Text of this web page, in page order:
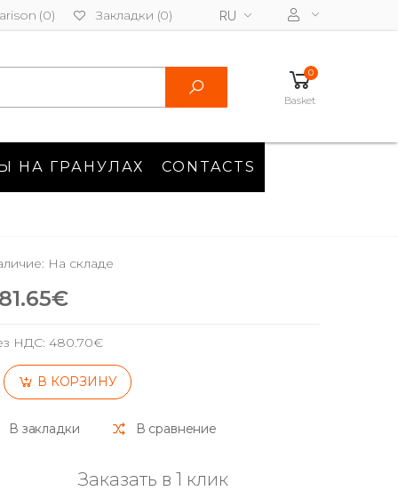
(0) Закладки (0) RU
0
Basket
НА ГРАНУЛАХ CONTACTS
На складе
НДС: 480.70€
В КОРЗИНУ
В закладки В сравнение
Заказать в 1 клик